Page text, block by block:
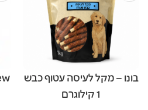
בונו – מקל לעיסה עטוף כבש
1 קילוגרם